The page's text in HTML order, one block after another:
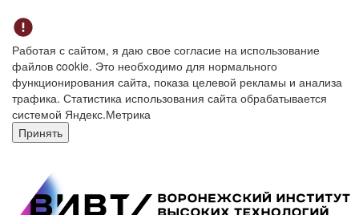
Работая с сайтом, я даю свое согласие на использование
файлов cookie. Это необходимо для нормального
функционирования сайта, показа целевой рекламы и анализа
трафика. Статистика использования сайта обрабатывается
системой Яндекс.Метрика
Принять